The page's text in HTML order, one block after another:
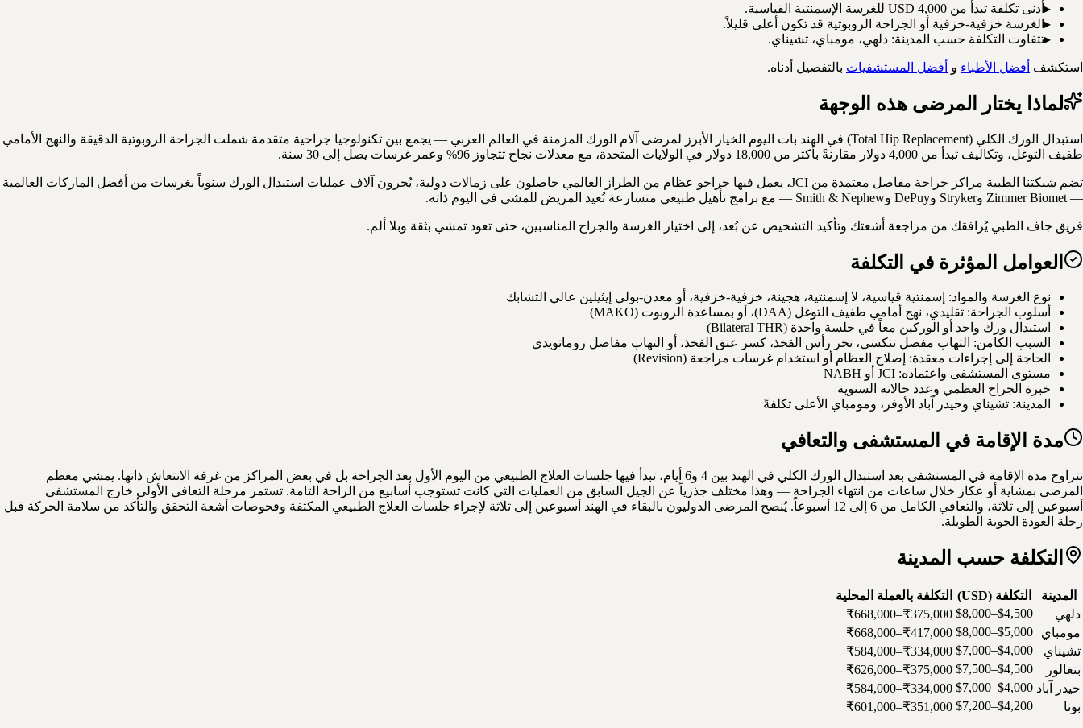
▸ أدنى تكلفة تبدأ من USD 4,000 للغرسة الإسمنتية القياسية.
▸ الغرسة خزفية-خزفية أو الجراحة الروبوتية قد تكون أعلى قليلاً.
▸تتفاوت التكلفة حسب المدينة: دلهي، مومباي، تشيناي.
استكشف أفضل الأطباء و أفضل المستشفيات بالتفصيل أدناه.
لماذا يختار المرضى هذه الوجهة
استبدال الورك الكلي (Total Hip Replacement) في الهند بات اليوم الخيار الأبرز لمرضى آلام الورك المزمنة في العالم العربي — يجمع بين تكنولوجيا جراحية متقدمة شملت الجراحة الروبوتية الدقيقة والنهج الأمامي
طفيف التوغل، وتكاليف تبدأ من 4,000 دولار مقارنةً بأكثر من 18,000 دولار في الولايات المتحدة، مع معدلات نجاح تتجاوز 96% وعمر غرسات يصل إلى 30 سنة.
تضم شبكتنا الطبية مراكز جراحة مفاصل معتمدة من JCI، يعمل فيها جراحو عظام من الطراز العالمي حاصلون على زمالات دولية، يُجرون آلاف عمليات استبدال الورك سنوياً بغرسات من أفضل الماركات العالمية
— Zimmer Biomet وStryker وDePuy وSmith & Nephew — مع برامج تأهيل طبيعي متسارعة تُعيد المريض للمشي في اليوم ذاته.
فريق جاف الطبي يُرافقك من مراجعة أشعتك وتأكيد التشخيص عن بُعد، إلى اختيار الغرسة والجراح المناسبين، حتى تعود تمشي بثقة وبلا ألم.
العوامل المؤثرة في التكلفة
نوع الغرسة والمواد: إسمنتية قياسية، لا إسمنتية، هجينة، خزفية-خزفية، أو معدن-بولي إيثيلين عالي التشابك
أسلوب الجراحة: تقليدي، نهج أمامي طفيف التوغل (DAA)، أو بمساعدة الروبوت (MAKO)
استبدال ورك واحد أو الوركين معاً في جلسة واحدة (Bilateral THR)
السبب الكامن: التهاب مفصل تنكسي، نخر رأس الفخذ، كسر عنق الفخذ، أو التهاب مفاصل روماتويدي
الحاجة إلى إجراءات معقدة: إصلاح العظام أو استخدام غرسات مراجعة (Revision)
مستوى المستشفى واعتماده: JCI أو NABH
خبرة الجراح العظمي وعدد حالاته السنوية
المدينة: تشيناي وحيدر آباد الأوفر، ومومباي الأعلى تكلفةً
مدة الإقامة في المستشفى والتعافي
تتراوح مدة الإقامة في المستشفى بعد استبدال الورك الكلي في الهند بين 4 و6 أيام، تبدأ فيها جلسات العلاج الطبيعي من اليوم الأول بعد الجراحة بل في بعض المراكز من غرفة الانتعاش ذاتها. يمشي معظم
المرضى بمشاية أو عكاز خلال ساعات من انتهاء الجراحة — وهذا مختلف جذرياً عن الجيل السابق من العمليات التي كانت تستوجب أسابيع من الراحة التامة. تستمر مرحلة التعافي الأولى خارج المستشفى
أسبوعين إلى ثلاثة، والتعافي الكامل من 6 إلى 12 أسبوعاً. يُنصح المرضى الدوليون بالبقاء في الهند أسبوعين إلى ثلاثة لإجراء جلسات العلاج الطبيعي المكثفة وفحوصات أشعة التحقق والتأكد من سلامة الحركة قبل
رحلة العودة الجوية الطويلة.
التكلفة حسب المدينة
المدينة التكلفة (USD)
التكلفة بالعملة المحلية
دلهي
$4,500–$8,000
₹375,000–₹668,000
مومباي
$5,000–$8,000
₹417,000–₹668,000
تشيناي
$4,000–$7,000
₹334,000–₹584,000
بنغالور
$4,500–$7,500
₹375,000–₹626,000
حيدر آباد $4,000–$7,000
₹334,000–₹584,000
بونا
$4,200–$7,200
₹351,000–₹601,000